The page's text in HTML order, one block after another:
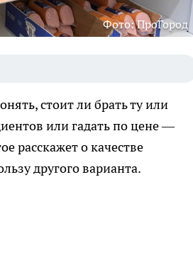
Фото: ПроГород
стоит ли брать ту или
или гадать по цене —
расскажет о качестве
другого варианта.